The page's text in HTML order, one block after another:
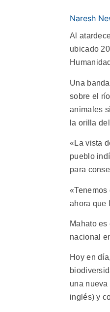
Naresh
Al
ubicado
Una
sobre el
animales
la orilla
«La vista
pueblo
para
ahora que
Mahato
nacional
Hoy en
una nueva
inglés) y